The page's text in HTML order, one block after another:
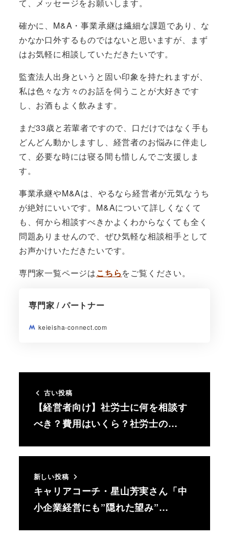
て、メッセージをお願いします。
確かに、M&A・事業承継は繊細な課題であり、な
かなか口外するものではないと思いますが、まず
はお気軽に相談していただきたいです。
監査法人出身というと固い印象を持たれますが、
私は色々な方々のお話を伺うことが大好きです
し、お酒もよく飲みます。
まだ33歳と若輩者ですので、口だけではなく手も
どんどん動かしますし、経営者のお悩みに伴走し
て、必要な時には寝る間も惜しんでご支援しま
す。
事業承継やM&Aは、やるなら経営者が元気なうち
が絶対にいいです。M&Aについて詳しくなくて
も、何から相談すべきかよくわからなくても全く
問題ありませんので、ぜひ気軽な相談相手として
お声かけいただきたいです。
専門家一覧ページはこちらをご覧ください。
専門家 / パートナー
keieisha-connect.com
古い投稿
【経営者向け】社労士に何を相談す
べき？費用はいくら？社労士の…
新しい投稿
キャリアコーチ・星山芳実さん「中
小企業経営にも”隠れた望み”…